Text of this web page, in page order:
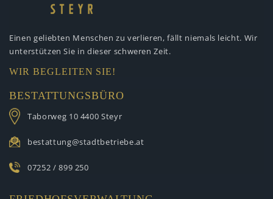
Einen geliebten Menschen zu verlieren, fällt niemals leicht. Wir
unterstützen Sie in dieser schweren Zeit.
WIR BEGLEITEN SIE!
BESTATTUNGSBÜRO
Taborweg 10 4400 Steyr
bestattung@stadtbetriebe.at
07252 / 899 250